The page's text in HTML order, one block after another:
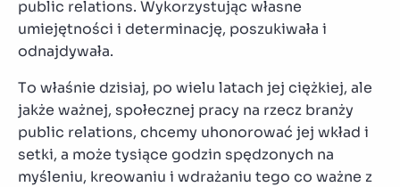
public relations. Wykorzystując własne
umiejętności i determinację, poszukiwała i
odnajdywała.
To właśnie dzisiaj, po wielu latach jej ciężkiej, ale
jakże ważnej, społecznej pracy na rzecz branży
public relations, chcemy uhonorować jej wkład i
setki, a może tysiące godzin spędzonych na
myśleniu, kreowaniu i wdrażaniu tego co ważne z